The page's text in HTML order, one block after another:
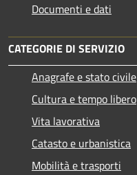
Documenti e dati
CATEGORIE DI SERVIZIO
Anagrafe e stato civile
Cultura e tempo libero
Vita lavorativa
Catasto e urbanistica
Mobilità e trasporti